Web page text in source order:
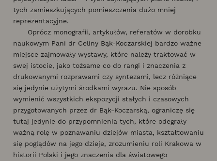
tych zamieszkujących pomieszczenia dużo mniej
reprezentacyjne.
Oprócz monografii, artykułów, referatów w dorobku
naukowym Pani dr Celiny Bąk-Koczarskiej bardzo ważne
miejsce zajmowały wystawy, które należy traktować w
swej istocie, jako tożsame co do rangi i znaczenia z
drukowanymi rozprawami czy syntezami, lecz różniące
się jedynie użytymi środkami wyrazu. Nie sposób
wymienić wszystkich ekspozycji stałych i czasowych
przygotowanych przez dr Bąk-Koczarską, ograniczę się
tutaj jedynie do przypomnienia tych, które odegrały
ważną rolę w poznawaniu dziejów miasta, kształtowaniu
się poglądów na jego dzieje, zrozumieniu roli Krakowa w
historii Polski i jego znaczenia dla światowego